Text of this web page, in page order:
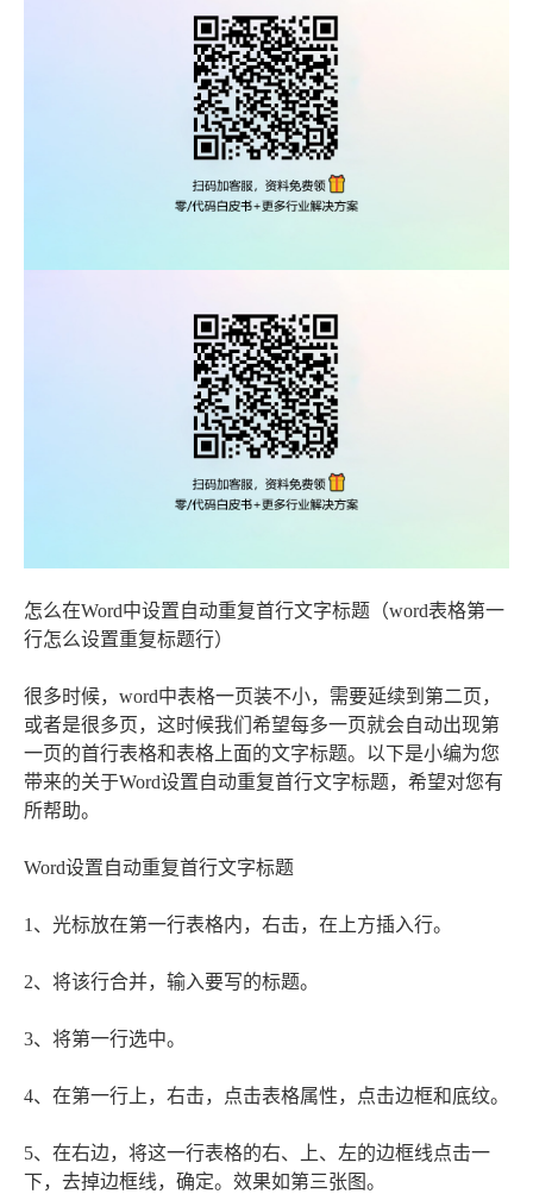
怎么在Word中设置自动重复首行文字标题（word表格第一
行怎么设置重复标题行）
很多时候，word中表格一页装不小，需要延续到第二页，
或者是很多页，这时候我们希望每多一页就会自动出现第
一页的首行表格和表格上面的文字标题。以下是小编为您
带来的关于Word设置自动重复首行文字标题，希望对您有
所帮助。
Word设置自动重复首行文字标题
1、光标放在第一行表格内，右击，在上方插入行。
2、将该行合并，输入要写的标题。
3、将第一行选中。
4、在第一行上，右击，点击表格属性，点击边框和底纹。
5、在右边，将这一行表格的右、上、左的边框线点击一
下，去掉边框线，确定。效果如第三张图。